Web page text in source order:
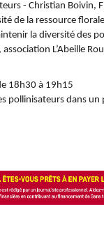
- Christian Boivin,
de la ressource
la diversité des
L’Abeille
18h30 à 19h15
pollinisateurs dans un